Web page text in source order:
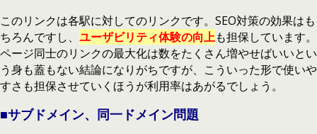
このリンクは各駅に対してのリンクです。SEO対策の効果はも
ちろんですし、 ユーザビリティ体験の向上も担保しています。
ページ同士のリンクの最大化は数をたくさん増やせばいいとい
う身も蓋もない結論になりがちですが、こういった形で使いや
すさも担保させていくほうが利用率はあがるでしょう。
■サブドメイン、同一ドメイン問題